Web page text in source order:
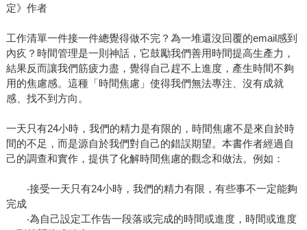
定》作者
工作清單一件接一件總覺得做不完？為一堆還沒回覆的email感到
內疚？時間管理是一則神話，它鼓勵我們善用時間提高生產力，
結果反而讓我們筋疲力盡，覺得自己趕不上進度，產生時間不夠
用的焦慮感。這種「時間焦慮」使得我們無法專注、沒有成就
感、找不到方向。
一天只有24小時，我們的精力是有限的，時間焦慮不是來自於時
間的不足，而是源自於我們對自己的錯誤期望。本書作者經過自
己的調查和實作，提供了化解時間焦慮的觀念和做法。例如：
‧接受一天只有24小時，我們的精力有限，有些事不一定能夠
完成
‧為自己設定工作告一段落或完成的時間或進度，時間或進度